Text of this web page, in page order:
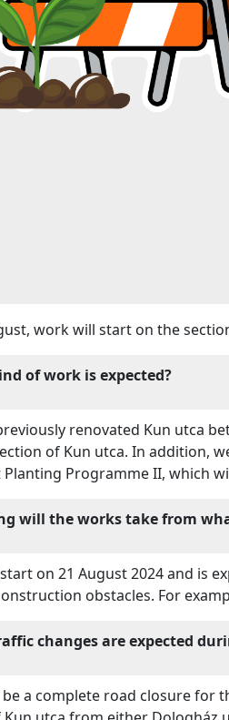
work will start on the
of work is expected?
renovated Kun utca
of Kun utca. In addition,
Programme II, which
will the works take from
on 21 August 2024 and is
obstacles. For
changes are expected
a complete road closure for